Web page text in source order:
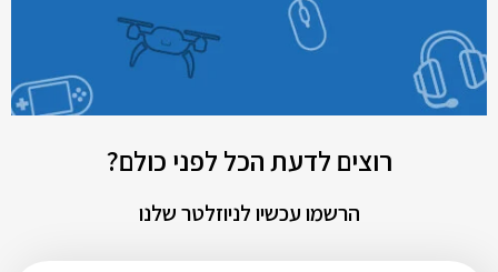
רוצים לדעת הכל לפני כולם?
הרשמו עכשיו לניוזלטר שלנו